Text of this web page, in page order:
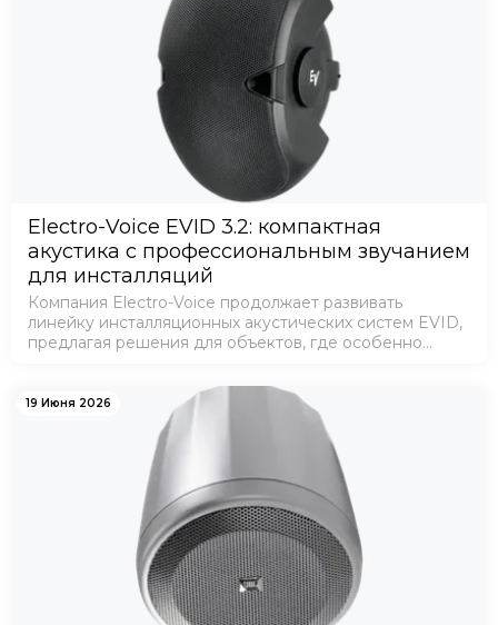
Electro-Voice EVID 3.2: компактная
акустика с профессиональным звучанием
для инсталляций
Компания Electro-Voice продолжает развивать
линейку инсталляционных акустических систем EVID,
предлагая решения для объектов, где особенно
размеры и эстетичный внешний вид. Модель EVID
3.2…
19 Июня 2026